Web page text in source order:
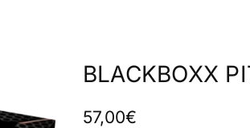
BLACKBOXX
57,00€